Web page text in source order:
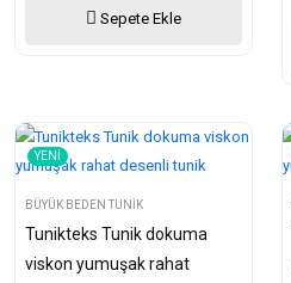
Sepete Ekle
YENI
BÜYÜK BEDEN TUNIK
Tunikteks Tunik dokuma
viskon yumuşak rahat